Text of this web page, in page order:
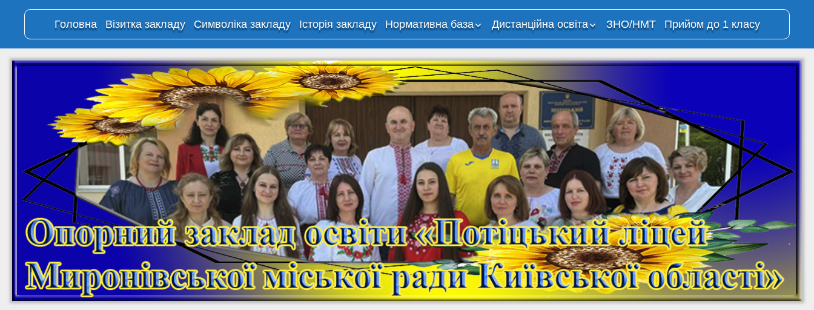
Головна Візитка закладу Символіка закладу Історія закладу
Нормативна база
Дистанційна освіта
навчання
Організація
освітнього процесу з
використанням
технологій
дистанційного
навчання в ОЗО
“Потіцький ліцей”
Корисні ресурси
мережі
Освітня платформа
“Всеукраїнська
школа онлайн”
Всеукраїнська школа
онлайн (YouTube-
канал МОН)
На Урок. Вебінари та
відкриті уроки для
учнів
На Урок: онлайн-
школа (YouTube)
МАН. Платформа
Навчальна
платформа Moodle
ЗНО/НМТ Прийом до 1 класу